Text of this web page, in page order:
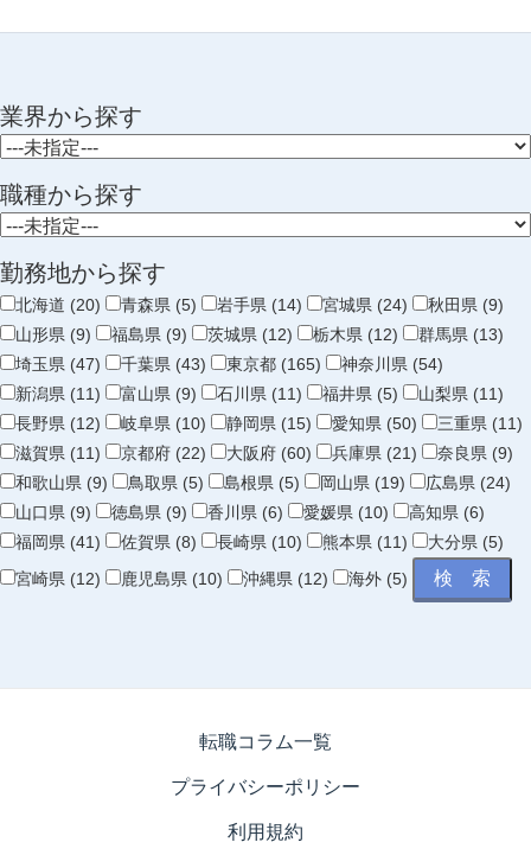
業界から探す
職種から探す
勤務地から探す
北海道 (20) 青森県 (5) 岩手県 (14) 宮城県 (24)
秋田県 (9)
山形県 (9)
福島県 (9) 茨城県 (12) 栃木県 (12)
群馬県 (13)
埼玉県 (47)
千葉県 (43) 東京都 (165)
神奈川県 (54)
新潟県 (11)
富山県 (9) 石川県 (11) 福井県 (5)
山梨県 (11)
長野県 (12)
岐阜県 (10) 静岡県 (15) 愛知県 (50)
三重県 (11)
滋賀県 (11)
京都府 (22) 大阪府 (60) 兵庫県 (21)
奈良県 (9)
和歌山県 (9)
鳥取県 (5) 島根県 (5) 岡山県 (19)
広島県 (24)
山口県 (9)
徳島県 (9) 香川県 (6) 愛媛県 (10)
高知県 (6)
福岡県 (41)
佐賀県 (8) 長崎県 (10) 熊本県 (11)
大分県 (5)
宮崎県 (12)
鹿児島県 (10) 沖縄県 (12) 海外 (5)
転職コラム一覧
プライバシーポリシー
利用規約